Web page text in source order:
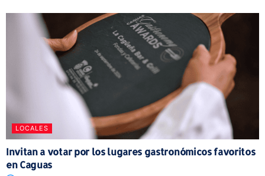
LOCALES
Invitan a votar por los lugares gastronómicos favoritos
en Caguas